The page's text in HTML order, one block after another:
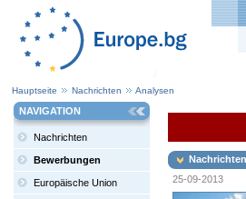
Hauptseite Nachrichten Analysen
NAVIGATION
Nachrichten
Bewerbungen
Europäische Union
25-09-2013